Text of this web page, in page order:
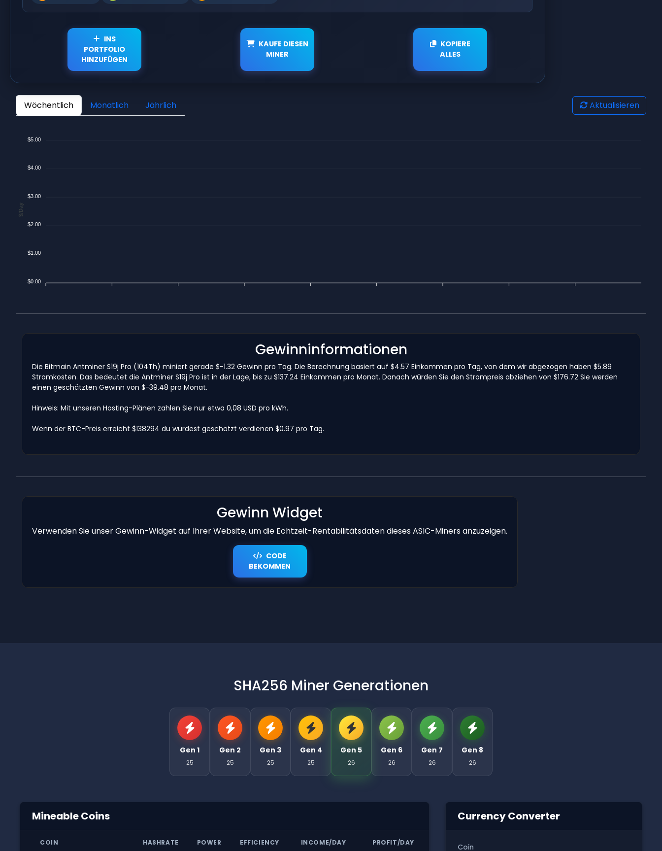
INS
PORTFOLIO
HINZUFÜGEN
KAUFE DIESEN
MINER
KOPIERE
ALLES
Wöchentlich Monatlich Jährlich Aktualisieren
$5.00
$4.00
$3.00
$2.00
$1.00
$0.00
$/Day
Gewinninformationen
Die Bitmain Antminer S19j Pro (104Th) miniert gerade $-1.32 Gewinn pro Tag. Die Berechnung basiert auf $4.57 Einkommen pro Tag, von dem wir abgezogen haben $5.89
Stromkosten. Das bedeutet die Antminer S19j Pro ist in der Lage, bis zu $137.24 Einkommen pro Monat. Danach würden Sie den Strompreis abziehen von $176.72 Sie werden
einen geschätzten Gewinn von $-39.48 pro Monat.
Hinweis: Mit unseren Hosting-Plänen zahlen Sie nur etwa 0,08 USD pro kWh.
Wenn der BTC-Preis erreicht $138294 du würdest geschätzt verdienen $0.97 pro Tag.
Gewinn Widget
Verwenden Sie unser Gewinn-Widget auf Ihrer Website, um die Echtzeit-Rentabilitätsdaten dieses ASIC-Miners anzuzeigen.
CODE
BEKOMMEN
SHA256 Miner Generationen
Gen 1
25
Gen 2
25
Gen 3
25
Gen 4
25
Gen 5
26
Gen 6
26
Gen 7
26
Gen 8
26
Mineable Coins
COIN HASHRATE POWER EFFICIENCY INCOME/DAY PROFIT/DAY
Currency Converter
Coin